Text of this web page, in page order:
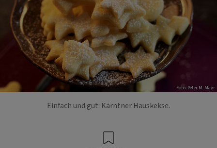
Foto: Peter M. Mayr
Einfach und gut: Kärntner Hauskekse.